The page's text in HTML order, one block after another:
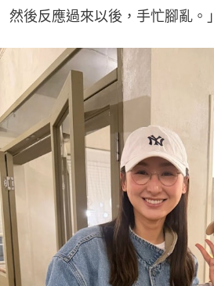
然後反應過來以後，手忙腳亂。」